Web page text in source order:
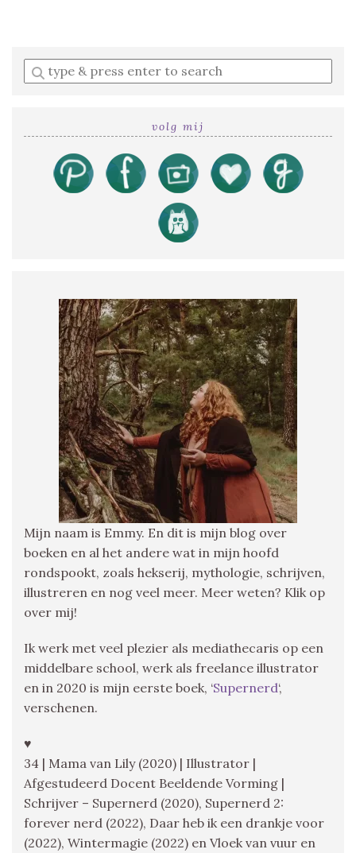
Enter
a
volg mij
Mijn naam is Emmy. En dit is mijn blog over
boeken en al het andere wat in mijn hoofd
rondspookt, zoals hekserij, mythologie, schrijven,
illustreren en nog veel meer. Meer weten? Klik op
over mij!
Ik werk met veel plezier als mediathecaris op een
middelbare school, werk als freelance illustrator
en in 2020 is mijn eerste boek, ‘Supernerd‘,
verschenen.
♥
34 | Mama van Lily (2020) | Illustrator |
Afgestudeerd Docent Beeldende Vorming |
Schrijver – Supernerd (2020), Supernerd 2:
forever nerd (2022), Daar heb ik een drankje voor
(2022), Wintermagie (2022) en Vloek van vuur en